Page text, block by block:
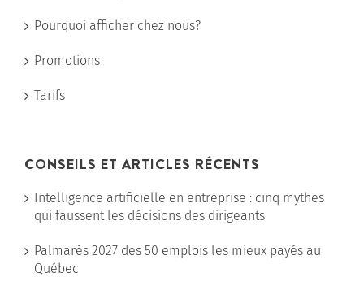
Pourquoi afficher chez nous?
Promotions
Tarifs
CONSEILS ET ARTICLES RÉCENTS
Intelligence artificielle en entreprise : cinq mythes
qui faussent les décisions des dirigeants
Palmarès 2027 des 50 emplois les mieux payés au
Québec